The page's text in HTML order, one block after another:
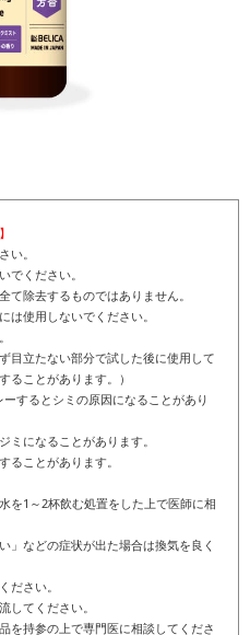
い。
でください。
て除去するものではありません。
は使用しないでください。
目立たない部分で試した後に使用して
ることがあります。）
するとシミの原因になることがあり
ミになることがあります。
ることがあります。
を1～2杯飲む処置をした上で医師に相
」などの症状が出た場合は換気を良く
ださい。
してください。
を持参の上で専門医に相談してくださ